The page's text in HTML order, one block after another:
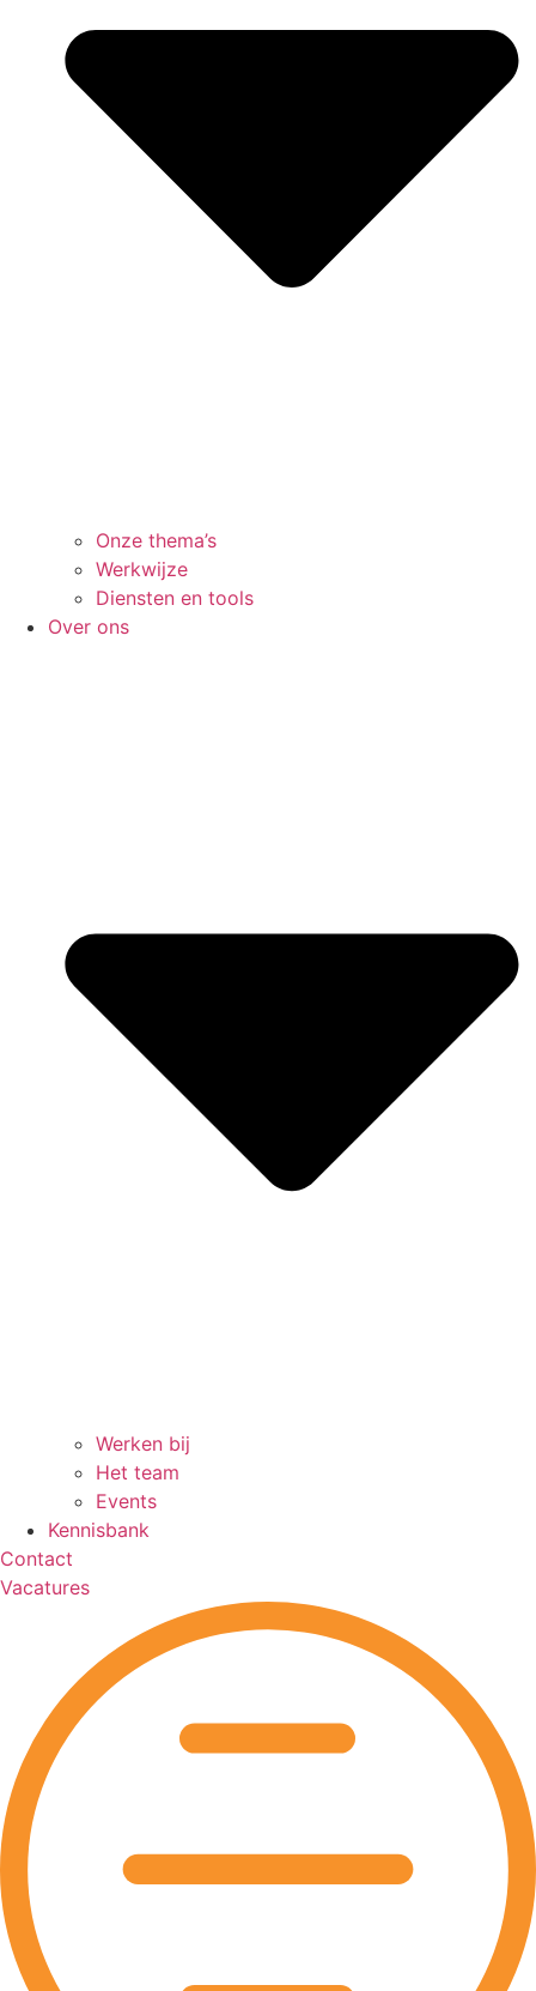
Onze thema’s
Werkwijze
Diensten en tools
Over ons
Werken bij
Het team
Events
Kennisbank
Contact
Vacatures